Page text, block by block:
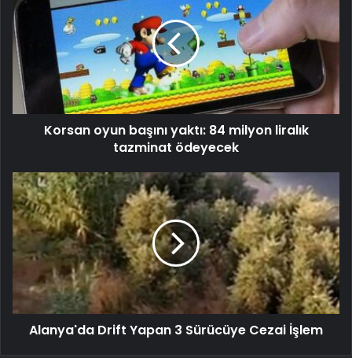
Korsan oyun başını yaktı: 84 milyon liralık
tazminat ödeyecek
Alanya'da Drift Yapan 3 Sürücüye Cezai İşlem